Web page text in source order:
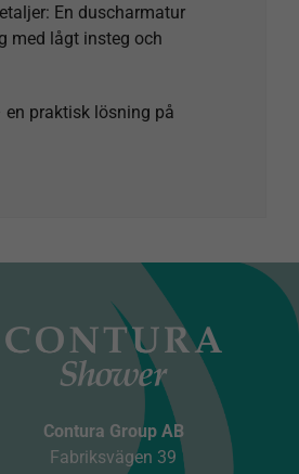
En duscharmatur
med lågt insteg och
praktisk lösning på
Contura Group AB
Fabriksvägen 39